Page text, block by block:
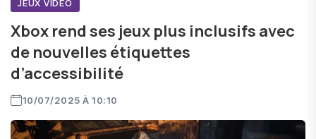
JEUX VIDÉO
Xbox rend ses jeux plus inclusifs avec
de nouvelles étiquettes
d’accessibilité
10/07/2025 À 10:10